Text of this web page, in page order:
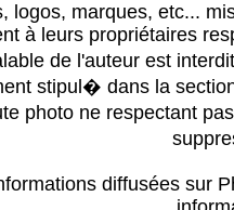
logos, marques, etc...
à leurs propriétaires
de l'auteur est
stipul� dans la
photo ne respectant
diffusées sur